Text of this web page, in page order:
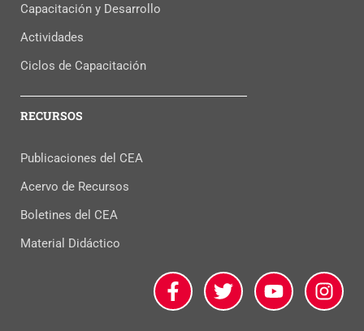
Capacitación y Desarrollo
Actividades
Ciclos de Capacitación
RECURSOS
Publicaciones del CEA
Acervo de Recursos
Boletines del CEA
Material Didáctico